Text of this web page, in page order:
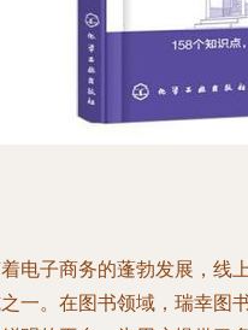
电子商务的蓬勃发展，线
一。在图书领域，瑞幸图